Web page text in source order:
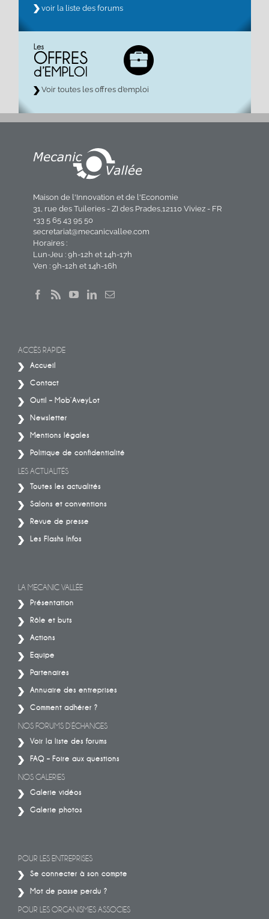
voir la liste des forums
Voir toutes les offres d’emploi
Maison de l'Innovation et de l'Economie
31, rue des Tuileries - ZI des Prades,12110 Viviez - FR
+33 5 65 43 95 50
secretariat@mecanicvallee.com
Horaires :
Lun-Jeu : 9h-12h et 14h-17h
Ven : 9h-12h et 14h-16h
ACCÈS RAPIDE
Accueil
Contact
Outil – Mob’AveyLot
Newsletter
Mentions légales
Politique de confidentialité
LES ACTUALITÉS
Toutes les actualités
Salons et conventions
Revue de presse
Les Flashs Infos
LA MECANIC VALLÉE
Présentation
Rôle et buts
Actions
Equipe
Partenaires
Annuaire des entreprises
Comment adhérer ?
NOS FORUMS D’ÉCHANGES
Voir la liste des forums
FAQ – Foire aux questions
NOS GALERIES
Galerie vidéos
Galerie photos
POUR LES ENTREPRISES
Se connecter à son compte
Mot de passe perdu ?
POUR LES ORGANISMES ASSOCIES